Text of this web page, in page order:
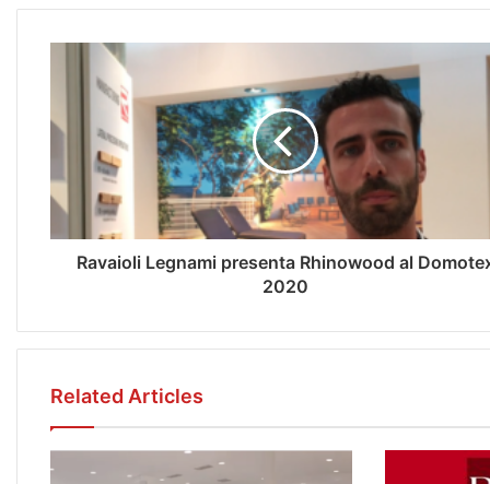
Ravaioli Legnami presenta Rhinowood al
2020
Related Articles